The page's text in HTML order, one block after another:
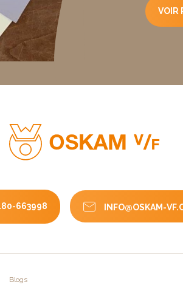
non toxiques doivent
VOIR
663998 INFO@OSKAM-
Blogs